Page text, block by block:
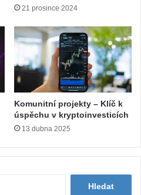
21 prosince 2024
Komunitní projekty – Klíč k
úspěchu v kryptoinvesticích
13 dubna 2025